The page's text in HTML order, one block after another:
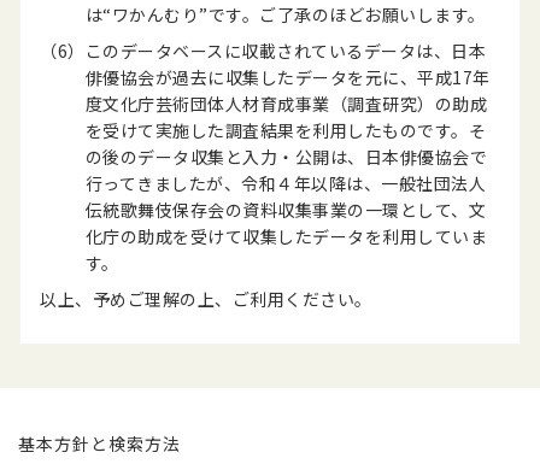
は“ワかんむり”です。ご了承のほどお願いします。
（6）
このデータベースに収載されているデータは、日本
俳優協会が過去に収集したデータを元に、平成17年
度文化庁芸術団体人材育成事業（調査研究）の助成
を受けて実施した調査結果を利用したものです。そ
の後のデータ収集と入力・公開は、日本俳優協会で
行ってきましたが、令和４年以降は、一般社団法人
伝統歌舞伎保存会の資料収集事業の一環として、文
化庁の助成を受けて収集したデータを利用していま
す。
以上、予めご理解の上、ご利用ください。
基本方針と検索方法